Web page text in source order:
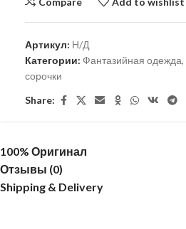
Артикул: Н/Д
Категории: Фантазийная одежда,
сорочки
Share:
100% Оригинал
Отзывы (0)
Shipping & Delivery